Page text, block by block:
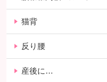
猫背
反り腰
産後に…